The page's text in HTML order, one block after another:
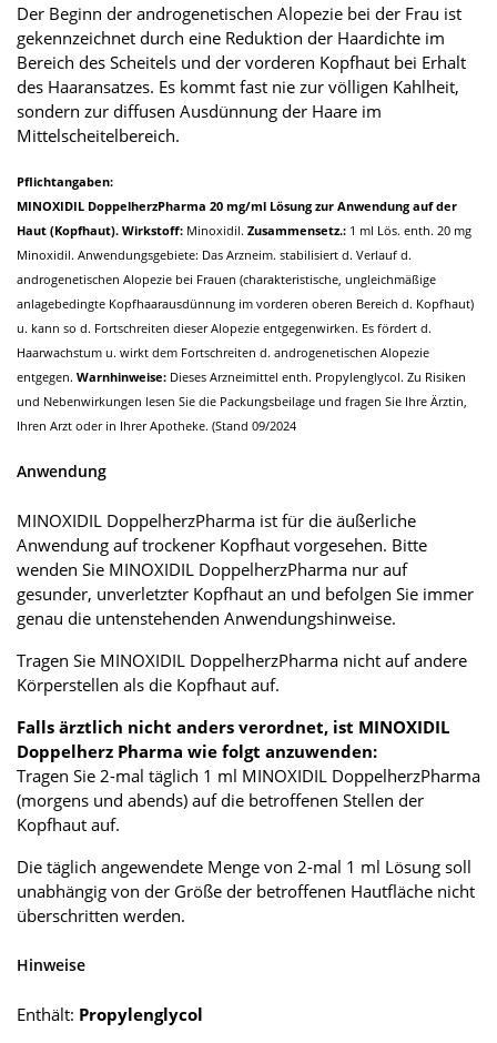
Der Beginn der androgenetischen Alopezie bei der Frau ist
gekennzeichnet durch eine Reduktion der Haardichte im
Bereich des Scheitels und der vorderen Kopfhaut bei Erhalt
des Haaransatzes. Es kommt fast nie zur völligen Kahlheit,
sondern zur diffusen Ausdünnung der Haare im
Mittelscheitelbereich.
Pflichtangaben:
MINOXIDIL DoppelherzPharma 20 mg/ml Lösung zur Anwendung auf der
Haut (Kopfhaut). Wirkstoff: Minoxidil. Zusammensetz.: 1 ml Lös. enth. 20 mg
Minoxidil. Anwendungsgebiete: Das Arzneim. stabilisiert d. Verlauf d.
androgenetischen Alopezie bei Frauen (charakteristische, ungleichmäßige
anlagebedingte Kopfhaarausdünnung im vorderen oberen Bereich d. Kopfhaut)
u. kann so d. Fortschreiten dieser Alopezie entgegenwirken. Es fördert d.
Haarwachstum u. wirkt dem Fortschreiten d. androgenetischen Alopezie
entgegen. Warnhinweise: Dieses Arzneimittel enth. Propylenglycol. Zu Risiken
und Nebenwirkungen lesen Sie die Packungsbeilage und fragen Sie Ihre Ärztin,
Ihren Arzt oder in Ihrer Apotheke. (Stand 09/2024
Anwendung
MINOXIDIL DoppelherzPharma ist für die äußerliche
Anwendung auf trockener Kopfhaut vorgesehen. Bitte
wenden Sie MINOXIDIL DoppelherzPharma nur auf
gesunder, unverletzter Kopfhaut an und befolgen Sie immer
genau die untenstehenden Anwendungshinweise.
Tragen Sie MINOXIDIL DoppelherzPharma nicht auf andere
Körperstellen als die Kopfhaut auf.
Falls ärztlich nicht anders verordnet, ist MINOXIDIL
Doppelherz Pharma wie folgt anzuwenden:
Tragen Sie 2-mal täglich 1 ml MINOXIDIL DoppelherzPharma
(morgens und abends) auf die betroffenen Stellen der
Kopfhaut auf.
Die täglich angewendete Menge von 2-mal 1 ml Lösung soll
unabhängig von der Größe der betroffenen Hautfläche nicht
überschritten werden.
Hinweise
Enthält: Propylenglycol